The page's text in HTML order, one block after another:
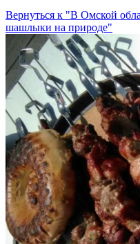
Вернуться к "В Омской
шашлыки на природе"